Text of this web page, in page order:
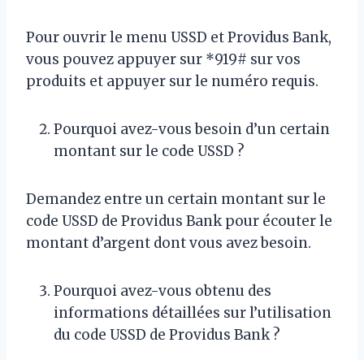
Pour ouvrir le menu USSD et Providus Bank,
vous pouvez appuyer sur *919# sur vos
produits et appuyer sur le numéro requis.
Pourquoi avez-vous besoin d’un certain
montant sur le code USSD ?
Demandez entre un certain montant sur le
code USSD de Providus Bank pour écouter le
montant d’argent dont vous avez besoin.
Pourquoi avez-vous obtenu des
informations détaillées sur l’utilisation
du code USSD de Providus Bank ?